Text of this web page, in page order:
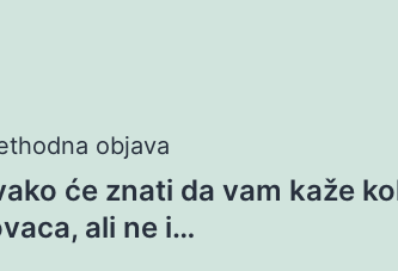
objava
će znati da vam kaže
ali ne i…